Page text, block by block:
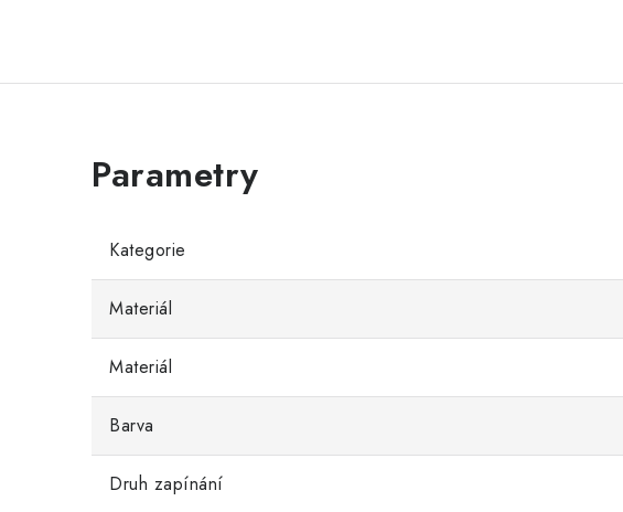
Kategorie
Materiál
Materiál
Barva
Druh zapínání